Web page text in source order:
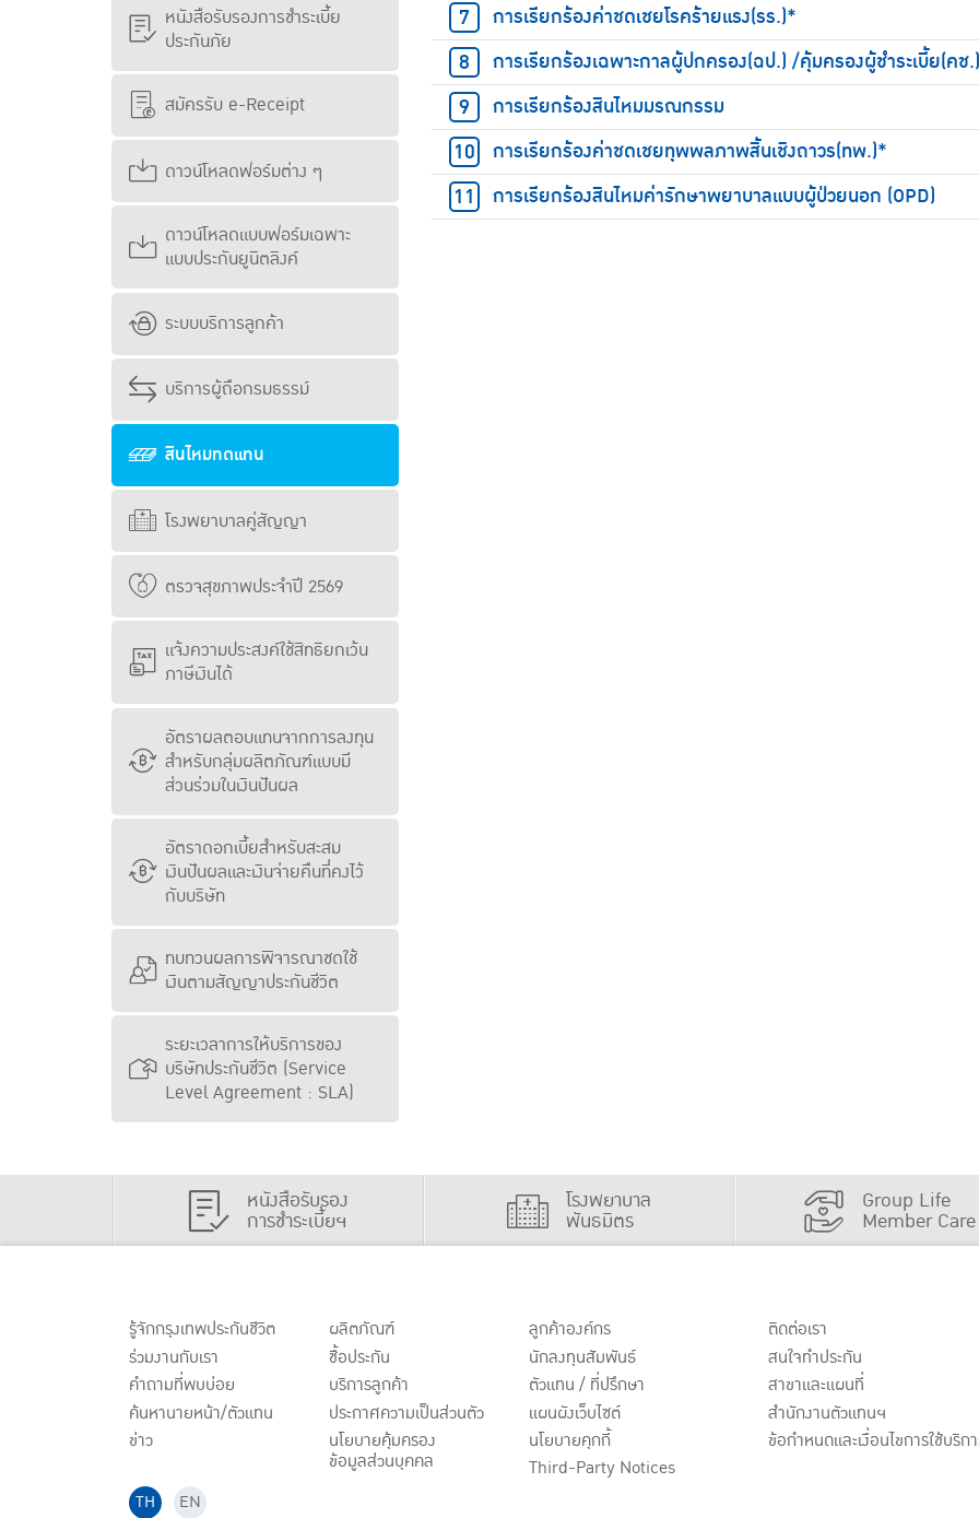
หนังสือรับรองการชำระเบี้ย
ประกันภัย
สมัครรับ e-Receipt
ดาวน์โหลดฟอร์มต่าง ๆ
ดาวน์โหลดแบบฟอร์มเฉพาะ
แบบประกันยูนิตลิงค์
ระบบบริการลูกค้า
บริการผู้ถือกรมธรรม์
สินไหมทดแทน
โรงพยาบาลคู่สัญญา
ตรวจสุขภาพประจำปี 2569
แจ้งความประสงค์ใช้สิทธิยกเว้น
ภาษีเงินได้
อัตราผลตอบแทนจากการลงทุน
สำหรับกลุ่มผลิตภัณฑ์แบบมี
ส่วนร่วมในเงินปันผล
อัตราดอกเบี้ยสำหรับสะสม
เงินปันผลและเงินจ่ายคืนที่คงไว้
กับบริษัท
ทบทวนผลการพิจารณาชดใช้
เงินตามสัญญาประกันชีวิต
ระยะเวลาการให้บริการของ
บริษัทประกันชีวิต (Service
Level Agreement : SLA)
การเรียกร้องค่าชดเชยโรคร้ายแรง(รร.)*
การเรียกร้องเฉพาะกาลผู้ปกครอง(ฉป.) /คุ้มครองผู้ชำระเบี้ย(คช
การเรียกร้องสินไหมมรณกรรม
การเรียกร้องค่าชดเชยทุพพลภาพสิ้นเชิงถาวร(ทพ.)*
การเรียกร้องสินไหมค่ารักษาพยาบาลแบบผู้ป่วยนอก (OPD)
หนังสือรับรอง
การชำระเบี้ยฯ
โรงพยาบาล
พันธมิตร
Group Life
Member Care
รู้จักกรุงเทพประกันชีวิต
ร่วมงานกับเรา
คำถามที่พบบ่อย
ค้นหานายหน้า/ตัวแทน
ข่าว
ผลิตภัณฑ์
ชื้อประกัน
บริการลูกค้า
ประกาศความเป็นส่วนตัว
นโยบายคุ้มครอง
ข้อมูลส่วนบุคคล
ลูกค้าองค์กร
นักลงทุนสัมพันธ์
ตัวแทน / ที่ปรึกษา
แผนผังเว็บไซต์
นโยบายคุกกี้
Third-Party Notices
ติดต่อเรา
สนใจทำประกัน
สาขาและแผนที่
สำนักงานตัวแทนฯ
ข้อกำหนดและเงื่อนไขการใช้บริก
TH EN